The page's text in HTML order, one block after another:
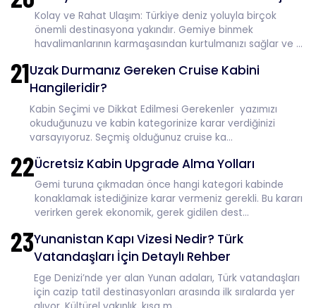
Kolay ve Rahat Ulaşım: Türkiye deniz yoluyla birçok
önemli destinasyona yakındır. Gemiye binmek
havalimanlarının karmaşasından kurtulmanızı sağlar ve ...
21Uzak Durmanız Gereken Cruise Kabini
Hangileridir?
Kabin Seçimi ve Dikkat Edilmesi Gerekenler yazımızı
okuduğunuzu ve kabin kategorinize karar verdiğinizi
varsayıyoruz. Seçmiş olduğunuz cruise ka...
22Ücretsiz Kabin Upgrade Alma Yolları
Gemi turuna çıkmadan önce hangi kategori kabinde
konaklamak istediğinize karar vermeniz gerekli. Bu kararı
verirken gerek ekonomik, gerek gidilen dest...
23Yunanistan Kapı Vizesi Nedir? Türk
Vatandaşları İçin Detaylı Rehber
Ege Denizi’nde yer alan Yunan adaları, Türk vatandaşları
için cazip tatil destinasyonları arasında ilk sıralarda yer